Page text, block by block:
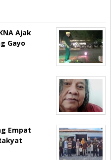
Ajak
Gayo
Empat